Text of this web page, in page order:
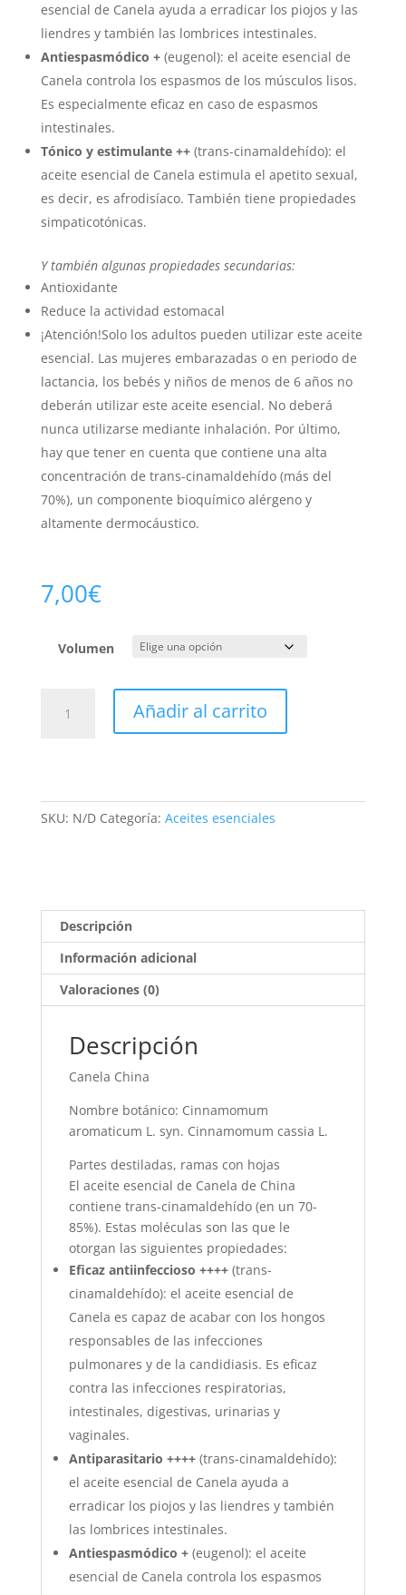
esencial de Canela ayuda a erradicar los piojos y las
liendres y también las lombrices intestinales.
Antiespasmódico + (eugenol): el aceite esencial de
Canela controla los espasmos de los músculos lisos.
Es especialmente eficaz en caso de espasmos
intestinales.
Tónico y estimulante ++(trans-cinamaldehído): el
aceite esencial de Canela estimula el apetito sexual,
es decir, es afrodisíaco. También tiene propiedades
simpaticotónicas.
Y también algunas propiedades secundarias:
Antioxidante
Reduce la actividad estomacal
¡Atención!Solo los adultos pueden utilizar este aceite
esencial. Las mujeres embarazadas o en periodo de
lactancia, los bebés y niños de menos de 6 años no
deberán utilizar este aceite esencial. No deberá
nunca utilizarse mediante inhalación. Por último,
hay que tener en cuenta que contiene una alta
concentración de trans-cinamaldehído (más del
70%), un componente bioquímico alérgeno y
altamente dermocáustico.
7,00€
Volumen
ramas
Añadir al carrito
SKU: N/D Categoría: Aceites esenciales
Descripción
Información adicional
Valoraciones (0)
Descripción
Canela China
Nombre botánico: Cinnamomum
aromaticum L. syn. Cinnamomum cassia L.
Partes destiladas, ramas con hojas
El aceite esencial de Canela de China
contiene trans-cinamaldehído (en un 70-
85%). Estas moléculas son las que le
otorgan las siguientes propiedades:
Eficaz antiinfeccioso ++++(trans-
cinamaldehído): el aceite esencial de
Canela es capaz de acabar con los hongos
responsables de las infecciones
pulmonares y de la candidiasis. Es eficaz
contra las infecciones respiratorias,
intestinales, digestivas, urinarias y
vaginales.
Antiparasitario ++++(trans-cinamaldehído):
el aceite esencial de Canela ayuda a
erradicar los piojos y las liendres y también
las lombrices intestinales.
Antiespasmódico + (eugenol): el aceite
esencial de Canela controla los espasmos